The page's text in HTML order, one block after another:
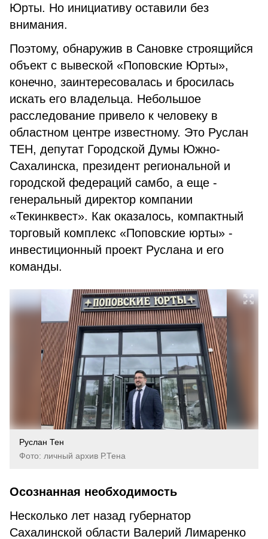
Юрты. Но инициативу оставили без
внимания.
Поэтому, обнаружив в Сановке строящийся
объект с вывеской «Поповские Юрты»,
конечно, заинтересовалась и бросилась
искать его владельца. Небольшое
расследование привело к человеку в
областном центре известному. Это Руслан
ТЕН, депутат Городской Думы Южно-
Сахалинска, президент региональной и
городской федераций самбо, а еще -
генеральный директор компании
«Текинквест». Как оказалось, компактный
торговый комплекс «Поповские юрты» -
инвестиционный проект Руслана и его
команды.
Руслан Тен
Фото: личный архив Р.Тена
Осознанная необходимость
Несколько лет назад губернатор
Сахалинской области Валерий Лимаренко